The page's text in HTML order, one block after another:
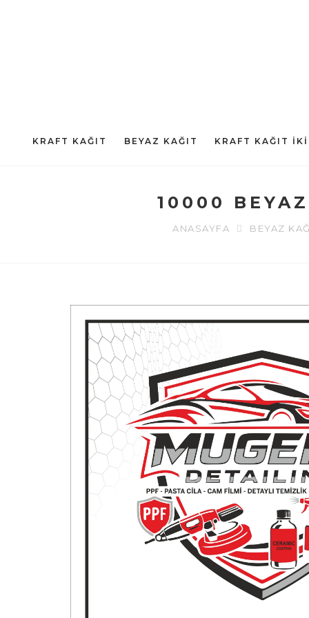
KRAFT KAĞIT BEYAZ KAĞIT KRAFT KAĞIT
10000
ANASAYFA BEYAZ